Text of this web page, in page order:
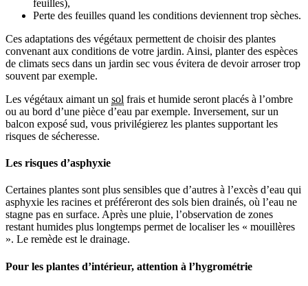
feuilles),
Perte des feuilles quand les conditions deviennent trop sèches.
Ces adaptations des végétaux permettent de choisir des plantes
convenant aux conditions de votre jardin. Ainsi, planter des espèces
de climats secs dans un jardin sec vous évitera de devoir arroser trop
souvent par exemple.
Les végétaux aimant un sol frais et humide seront placés à l’ombre
ou au bord d’une pièce d’eau par exemple. Inversement, sur un
balcon exposé sud, vous privilégierez les plantes supportant les
risques de sécheresse.
Les risques d’asphyxie
Certaines plantes sont plus sensibles que d’autres à l’excès d’eau qui
asphyxie les racines et préféreront des sols bien drainés, où l’eau ne
stagne pas en surface. Après une pluie, l’observation de zones
restant humides plus longtemps permet de localiser les « mouillères
». Le remède est le drainage.
Pour les plantes d’intérieur, attention à l’hygrométrie